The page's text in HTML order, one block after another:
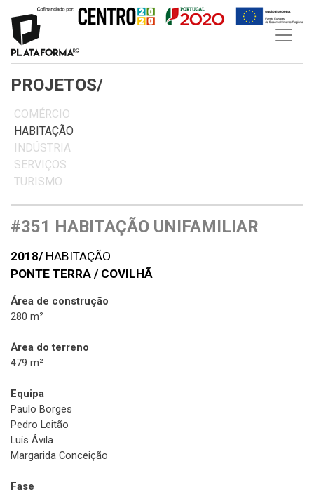
content
PROJETOS/
COMÉRCIO
HABITAÇÃO
INDÚSTRIA
SERVIÇOS
TURISMO
#351 HABITAÇÃO UNIFAMILIAR
2018/ HABITAÇÃO
PONTE TERRA / COVILHÃ
Área de construção
280 m²
Área do terreno
479 m²
Equipa
Paulo Borges
Pedro Leitão
Luís Ávila
Margarida Conceição
Fase